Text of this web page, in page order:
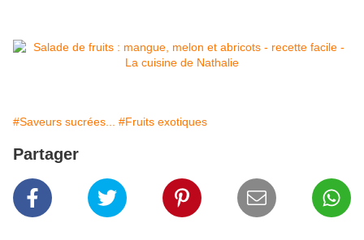
#Saveurs sucrées... #Fruits exotiques
Partager